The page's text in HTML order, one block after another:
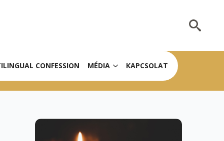
CONFESSION MÉDIA KAPCSOLAT